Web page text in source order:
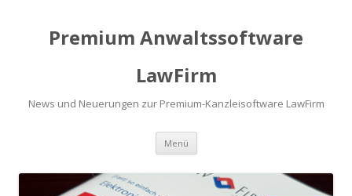
Premium Anwaltssoftware
LawFirm
News und Neuerungen zur Premium-Kanzleisoftware LawFirm
Menü